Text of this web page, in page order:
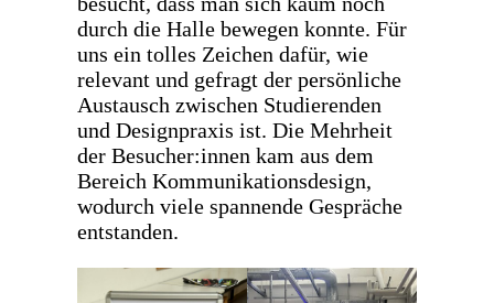
durch die Halle bewegen konnte. Für
uns ein tolles Zeichen dafür, wie
relevant und gefragt der persönliche
Austausch zwischen Studierenden
und Designpraxis ist. Die Mehrheit
der Besucher:innen kam aus dem
Bereich Kommunikationsdesign,
wodurch viele spannende Gespräche
entstanden.